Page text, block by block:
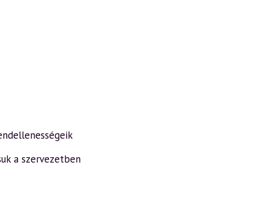
a szervezetben